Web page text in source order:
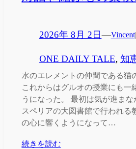
2026年 8月 2日—Vincent|
ONE DAILY TALE, 知
水のエレメントの仲間である猫
これからはグルオの授業にも一
うになった。 最初は気が進ま
スペリアの大図書館で行われる
の心に響くようになって…
続きを読む